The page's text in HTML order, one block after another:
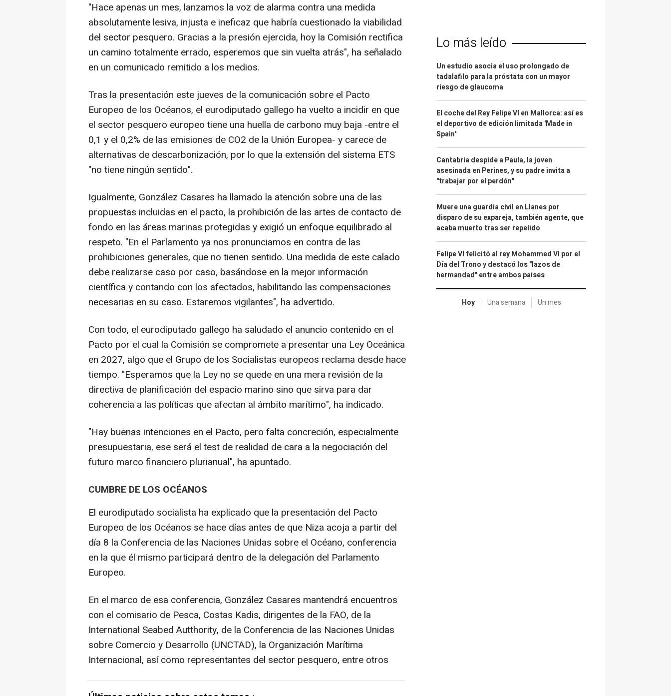
"Hace apenas un mes, lanzamos la voz de alarma contra una medida
absolutamente lesiva, injusta e ineficaz que habría cuestionado la viabilidad
del sector pesquero. Gracias a la presión ejercida, hoy la Comisión rectifica
un camino totalmente errado, esperemos que sin vuelta atrás", ha señalado
en un comunicado remitido a los medios.
Tras la presentación este jueves de la comunicación sobre el Pacto
Europeo de los Océanos, el eurodiputado gallego ha vuelto a incidir en que
el sector pesquero europeo tiene una huella de carbono muy baja -entre el
0,1 y el 0,2% de las emisiones de CO2 de la Unión Europea- y carece de
alternativas de descarbonización, por lo que la extensión del sistema ETS
"no tiene ningún sentido".
Igualmente, González Casares ha llamado la atención sobre una de las
propuestas incluidas en el pacto, la prohibición de las artes de contacto de
fondo en las áreas marinas protegidas y exigió un enfoque equilibrado al
respeto. "En el Parlamento ya nos pronunciamos en contra de las
prohibiciones generales, que no tienen sentido. Una medida de este calado
debe realizarse caso por caso, basándose en la mejor información
científica y contando con los afectados, habilitando las compensaciones
necesarias en su caso. Estaremos vigilantes", ha advertido.
Con todo, el eurodiputado gallego ha saludado el anuncio contenido en el
Pacto por el cual la Comisión se compromete a presentar una Ley Oceánica
en 2027, algo que el Grupo de los Socialistas europeos reclama desde hace
tiempo. "Esperamos que la Ley no se quede en una mera revisión de la
directiva de planificación del espacio marino sino que sirva para dar
coherencia a las políticas que afectan al ámbito marítimo", ha indicado.
"Hay buenas intenciones en el Pacto, pero falta concreción, especialmente
presupuestaria, ese será el test de realidad de cara a la negociación del
futuro marco financiero plurianual", ha apuntado.
CUMBRE DE LOS OCÉANOS
El eurodiputado socialista ha explicado que la presentación del Pacto
Europeo de los Océanos se hace días antes de que Niza acoja a partir del
día 8 la Conferencia de las Naciones Unidas sobre el Océano, conferencia
en la que él mismo participará dentro de la delegación del Parlamento
Europeo.
En el marco de esa conferencia, González Casares mantendrá encuentros
con el comisario de Pesca, Costas Kadis, dirigentes de la FAO, de la
International Seabed Autthority, de la Conferencia de las Naciones Unidas
sobre Comercio y Desarrollo (UNCTAD), la Organización Marítima
Internacional, así como representantes del sector pesquero, entre otros
Lo más leído
Un estudio asocia el uso prolongado de
tadalafilo para la próstata con un mayor
riesgo de glaucoma
El coche del Rey Felipe VI en Mallorca: así es
el deportivo de edición limitada 'Made in
Spain'
Cantabria despide a Paula, la joven
asesinada en Perines, y su padre invita a
"trabajar por el perdón"
Muere una guardia civil en Llanes por
disparo de su expareja, también agente, que
acaba muerto tras ser repelido
Felipe VI felicitó al rey Mohammed VI por el
Día del Trono y destacó los "lazos de
hermandad" entre ambos países
Hoy Una semana Un mes